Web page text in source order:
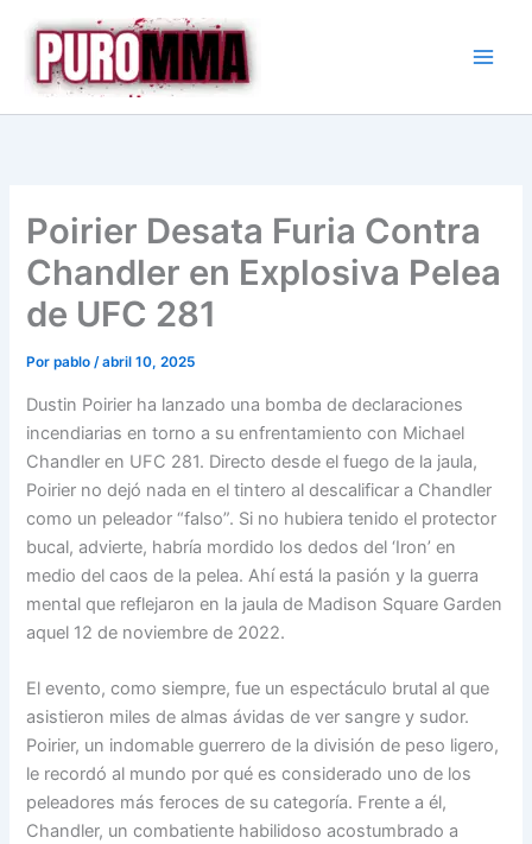
contenido
Poirier Desata Furia Contra
Chandler en Explosiva Pelea
de UFC 281
Porpablo/abril 10, 2025
Dustin Poirier ha lanzado una bomba de declaraciones
incendiarias en torno a su enfrentamiento con Michael
Chandler en UFC 281. Directo desde el fuego de la jaula,
Poirier no dejó nada en el tintero al descalificar a Chandler
como un peleador “falso”. Si no hubiera tenido el protector
bucal, advierte, habría mordido los dedos del ‘Iron’ en
medio del caos de la pelea. Ahí está la pasión y la guerra
mental que reflejaron en la jaula de Madison Square Garden
aquel 12 de noviembre de 2022.
El evento, como siempre, fue un espectáculo brutal al que
asistieron miles de almas ávidas de ver sangre y sudor.
Poirier, un indomable guerrero de la división de peso ligero,
le recordó al mundo por qué es considerado uno de los
peleadores más feroces de su categoría. Frente a él,
Chandler, un combatiente habilidoso acostumbrado a